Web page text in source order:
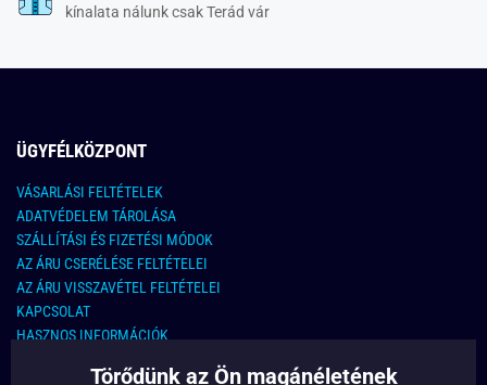
kínalata nálunk csak Terád vár
ÜGYFÉLKÖZPONT
VÁSARLÁSI FELTÉTELEK
ADATVÉDELEM TÁROLÁSA
SZÁLLÍTÁSI ÉS FIZETÉSI MÓDOK
AZ ÁRU CSERÉLÉSE FELTÉTELEI
AZ ÁRU VISSZAVÉTEL FELTÉTELEI
KAPCSOLAT
HASZNOS INFORMÁCIÓK
KAPCSOLATTörődünk az Ön magánéletének